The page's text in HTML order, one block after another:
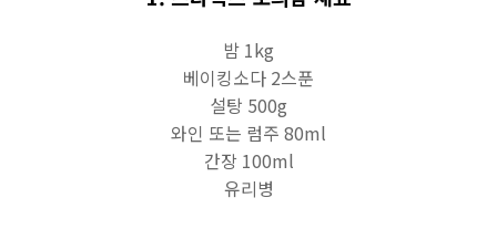
밤 1kg
베이킹소다 2스푼
설탕 500g
와인 또는 럼주 80ml
간장 100ml
유리병